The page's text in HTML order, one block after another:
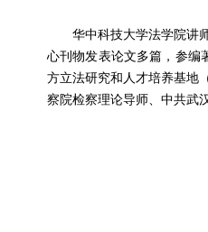
华中科技大学法学院讲
心刊物发表论文多篇，参编
方立法研究和人才培养基地
察院检察理论导师、中共武